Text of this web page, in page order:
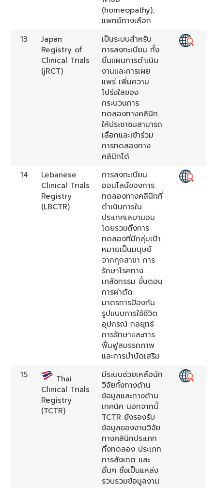
(homeopathy),
แพทย์ทางเลือก
13
Japan
Registry of
Clinical Trials
(jRCT)
เป็นระบบสำหรับ
การลงทะเบียน ทั้ง
ยื่นแผนการดำเนิน
งานและการเผย
แพร่ เพิ่มความ
โปร่งใสของ
กระบวนการ
ทดลองทางคลินิก
ให้ประชาชนสามารถ
เลือกและเข้าร่วม
การทดลองทาง
คลินิกได้
14
Lebanese
Clinical Trials
Registry
(LBCTR)
การลงทะเบียน
ออนไลน์ของการ
ทดลองทางคลินิกที่
ดำเนินการใน
ประเทศเลบานอน
โดยรวมถึงการ
ทดลองที่มีกลุ่มเป้า
หมายเป็นมนุษย์
จากทุกสาขา การ
รักษาโรคทาง
เภสัชกรรม ขั้นตอน
การผ่าตัด
มาตรการป้องกัน
รูปแบบการใช้ชีวิต
อุปกรณ์ กลยุทธ์
การรักษาและการ
ฟื้นฟูสมรรถภาพ
และการบำบัดเสริม
15
Thai
Clinical Trials
Registry
(TCTR)
มีระบบช่วยเหลือนัก
วิจัยทั้งทางด้าน
ข้อมูลและทางด้าน
เทคนิค นอกจากนี้
TCTR ยังรองรับ
ข้อมูลของงานวิจัย
ทางคลินิกประเภท
กึ่งทดลอง ประเภท
การสังเกต และ
อื่นๆ ซึ่งเป็นแหล่ง
รวบรวมข้อมูลงาน